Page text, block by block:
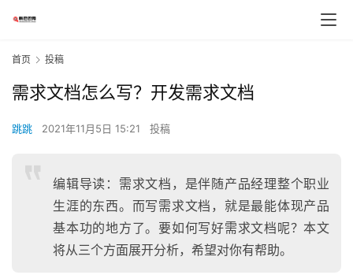
首页 投稿
需求文档怎么写？开发需求文档
跳跳 2021年11月5日 15:21 投稿
编辑导读：需求文档，是伴随产品经理整个职业
生涯的东西。而写需求文档，就是最能体现产品
基本功的地方了。要如何写好需求文档呢？本文
将从三个方面展开分析，希望对你有帮助。